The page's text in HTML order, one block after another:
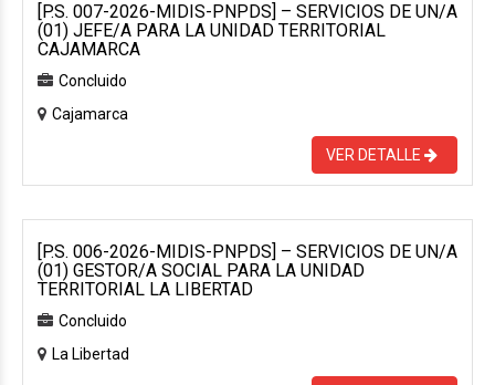
[P.S. 007-2026-MIDIS-PNPDS] – SERVICIOS DE UN/A
(01) JEFE/A PARA LA UNIDAD TERRITORIAL
CAJAMARCA
Concluido
Cajamarca
VER DETALLE
[P.S. 006-2026-MIDIS-PNPDS] – SERVICIOS DE UN/A
(01) GESTOR/A SOCIAL PARA LA UNIDAD
TERRITORIAL LA LIBERTAD
Concluido
La Libertad